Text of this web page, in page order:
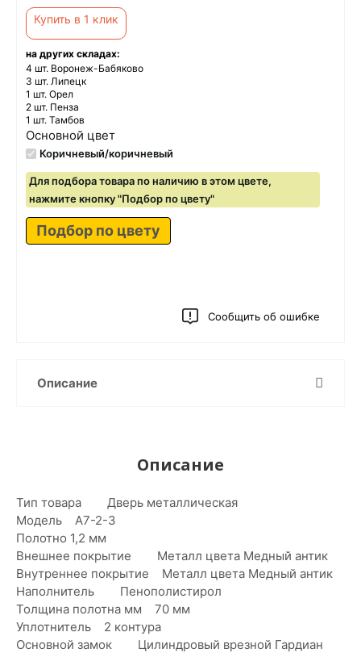
Купить в 1 клик
на других складах:
4 шт. Воронеж-Бабяково
3 шт. Липецк
1 шт. Орел
2 шт. Пенза
1 шт. Тамбов
Основной цвет
Коричневый/коричневый
Для подбора товара по наличию в этом цвете,
нажмите кнопку "Подбор по цвету"
Подбор по цвету
Сообщить об ошибке
Описание
Описание
Тип товара Дверь металлическая
Модель А7-2-3
Полотно 1,2 мм
Внешнее покрытие Металл цвета Медный антик
Внутреннее покрытие Металл цвета Медный антик
Наполнитель Пенополистирол
Толщина полотна мм 70 мм
Уплотнитель 2 контура
Основной замок Цилиндровый врезной Гардиан